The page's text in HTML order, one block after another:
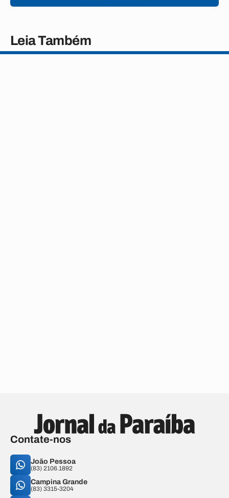
Leia Também
Contate-nos
João Pessoa
(83) 2106.1892
Campina Grande
(83) 3315-3204